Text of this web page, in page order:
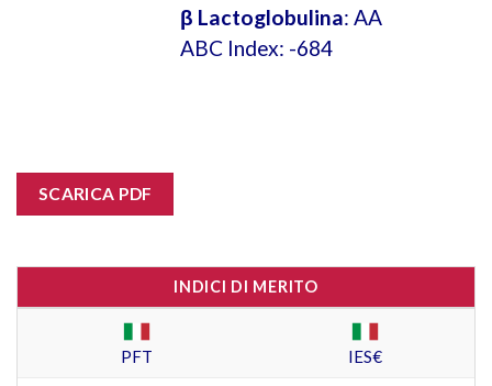
β Lactoglobulina: AA
ABC Index: -684
SCARICA PDF
INDICI DI MERITO
PFT IES€